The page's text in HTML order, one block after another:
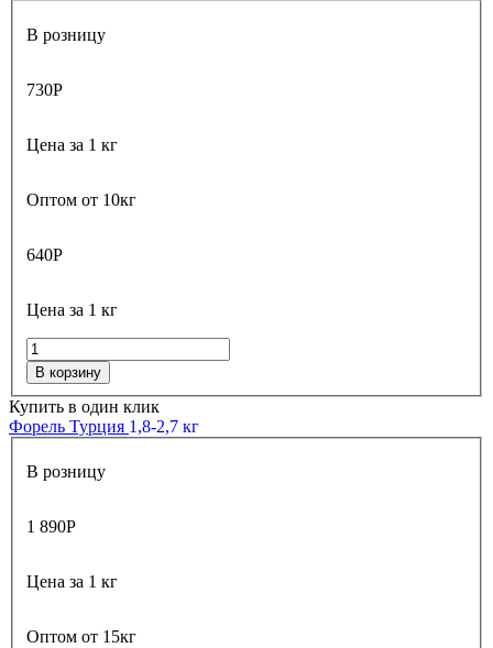
В розницу
730Р
Цена за 1 кг
Оптом от 10кг
640Р
Цена за 1 кг
В корзину
Купить в один клик
Форель Турция 1,8-2,7 кг
В розницу
1 890Р
Цена за 1 кг
Оптом от 15кг